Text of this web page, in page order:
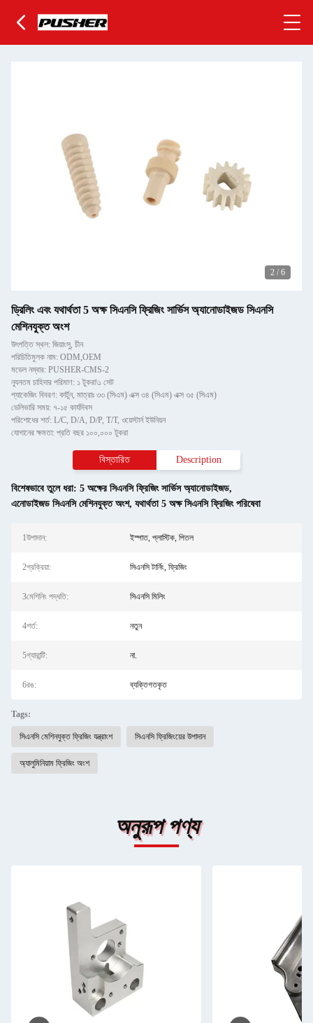
2 / 6
ড্রিলিং এবং যথার্থতা 5 অক্ষ সিএনসি ফ্রিজিং সার্ভিস অ্যানোডাইজড সিএনসি
মেশিনযুক্ত অংশ
উৎপত্তি স্থল: জিয়াংসু, চীন
পরিচিতিমুলক নাম: ODM,OEM
মডেল নম্বার: PUSHER-CMS-2
ন্যূনতম চাহিদার পরিমাণ: ১ টুকরা\১ সেট
প্যাকেজিং বিবরণ: কার্টুন, মাত্রাঃ ৩৩ (সিএম) এক্স ৩৪ (সিএম) এক্স ৩৫ (সিএম)
ডেলিভারি সময়: ৭-১৫ কার্যদিবস
পরিশোধের শর্ত: L/C, D/A, D/P, T/T, ওয়েস্টার্ন ইউনিয়ন
যোগানের ক্ষমতা: প্রতি বছর ১০০,০০০ টুকরা
বিস্তারিত Description
বিশেষভাবে তুলে ধরা: 5 অক্ষের সিএনসি ফ্রিজিং সার্ভিস অ্যানোডাইজড,
এনোডাইজড সিএনসি মেশিনযুক্ত অংশ, যথার্থতা 5 অক্ষ সিএনসি ফ্রিজিং পরিষেবা
1উপাদান: ইস্পাত, প্লাস্টিক, পিতল
2প্রক্রিয়া: সিএনসি টার্নিং, ফ্রিজিং
3মেশিনিং পদ্ধতি: সিএনসি মিলিং
4শর্ত: নতুন
5গ্যারান্টি: না.
6রঙ: ব্যক্তিগতকৃত
Tags:
সিএনসি মেশিনযুক্ত ফ্রিজিং যন্ত্রাংশ সিএনসি ফ্রিজিংয়ের উপাদান
অ্যালুমিনিয়াম ফ্রিজিং অংশ
অনুরূপ পণ্য